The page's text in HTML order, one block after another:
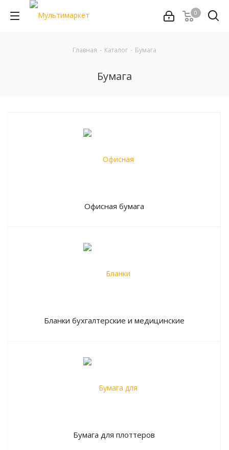
0
Главная - Каталог - Бумага
Бумага
Офисная бумага
Бланки бухгалтерские и медицинские
Бумага для плоттеров